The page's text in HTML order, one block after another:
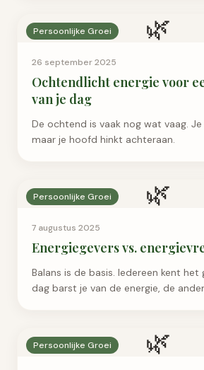
🌿
Persoonlijke Groei
26 september 2025
Ochtendlicht energie voor
van je dag
De ochtend is vaak nog wat vaag. Je
maar je hoofd hinkt achteraan.
🌿
Persoonlijke Groei
7 augustus 2025
Energiegevers vs.
Balans is de basis. Iedereen kent het
dag barst je van de energie, de
🌿
Persoonlijke Groei